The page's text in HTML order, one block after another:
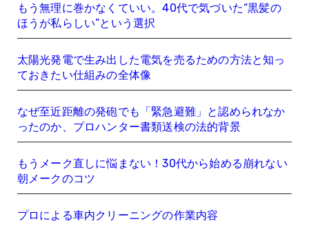
もう無理に巻かなくていい。40代で気づいた“黒髪の
ほうが私らしい”という選択
太陽光発電で生み出した電気を売るための方法と知っ
ておきたい仕組みの全体像
なぜ至近距離の発砲でも「緊急避難」と認められなか
ったのか、プロハンター書類送検の法的背景
もうメーク直しに悩まない！30代から始める崩れない
朝メークのコツ
プロによる車内クリーニングの作業内容